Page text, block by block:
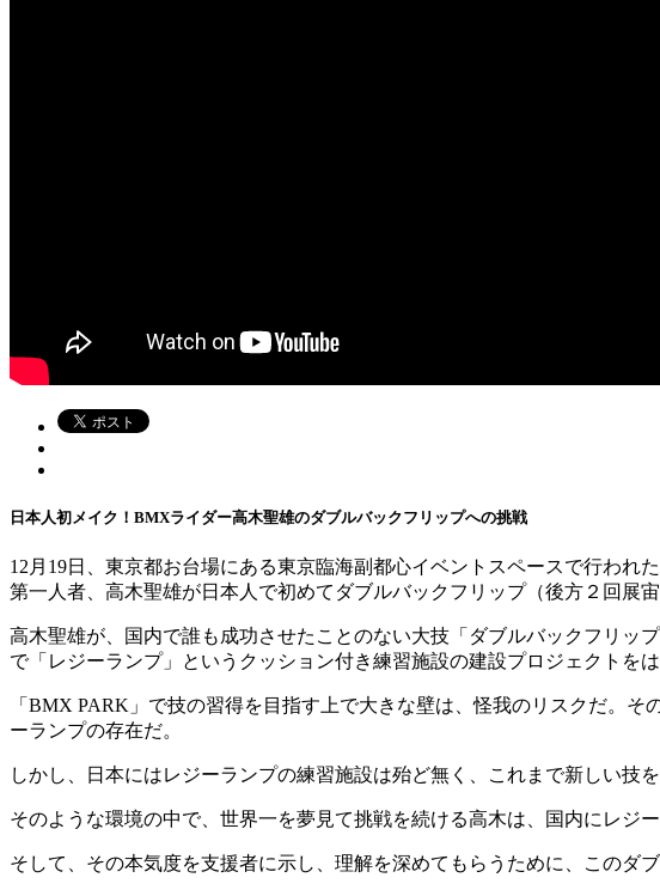
日本人初メイク！BMXライダー高木聖雄のダブルバックフリップへの挑戦
12月19日、東京都お台場にある東京臨海副都心イベントスペースで行わ
第一人者、高木聖雄が日本人で初めてダブルバックフリップ（後方２回展宙
高木聖雄が、国内で誰も成功させたことのない大技「ダブルバックフリッ
で「レジーランプ」というクッション付き練習施設の建設プロジェクトを
「BMX PARK」で技の習得を目指す上で大きな壁は、怪我のリスクだ。
ーランプの存在だ。
しかし、日本にはレジーランプの練習施設は殆ど無く、これまで新しい技
そのような環境の中で、世界一を夢見て挑戦を続ける高木は、国内にレジ
そして、その本気度を支援者に示し、理解を深めてもらうために、このダ